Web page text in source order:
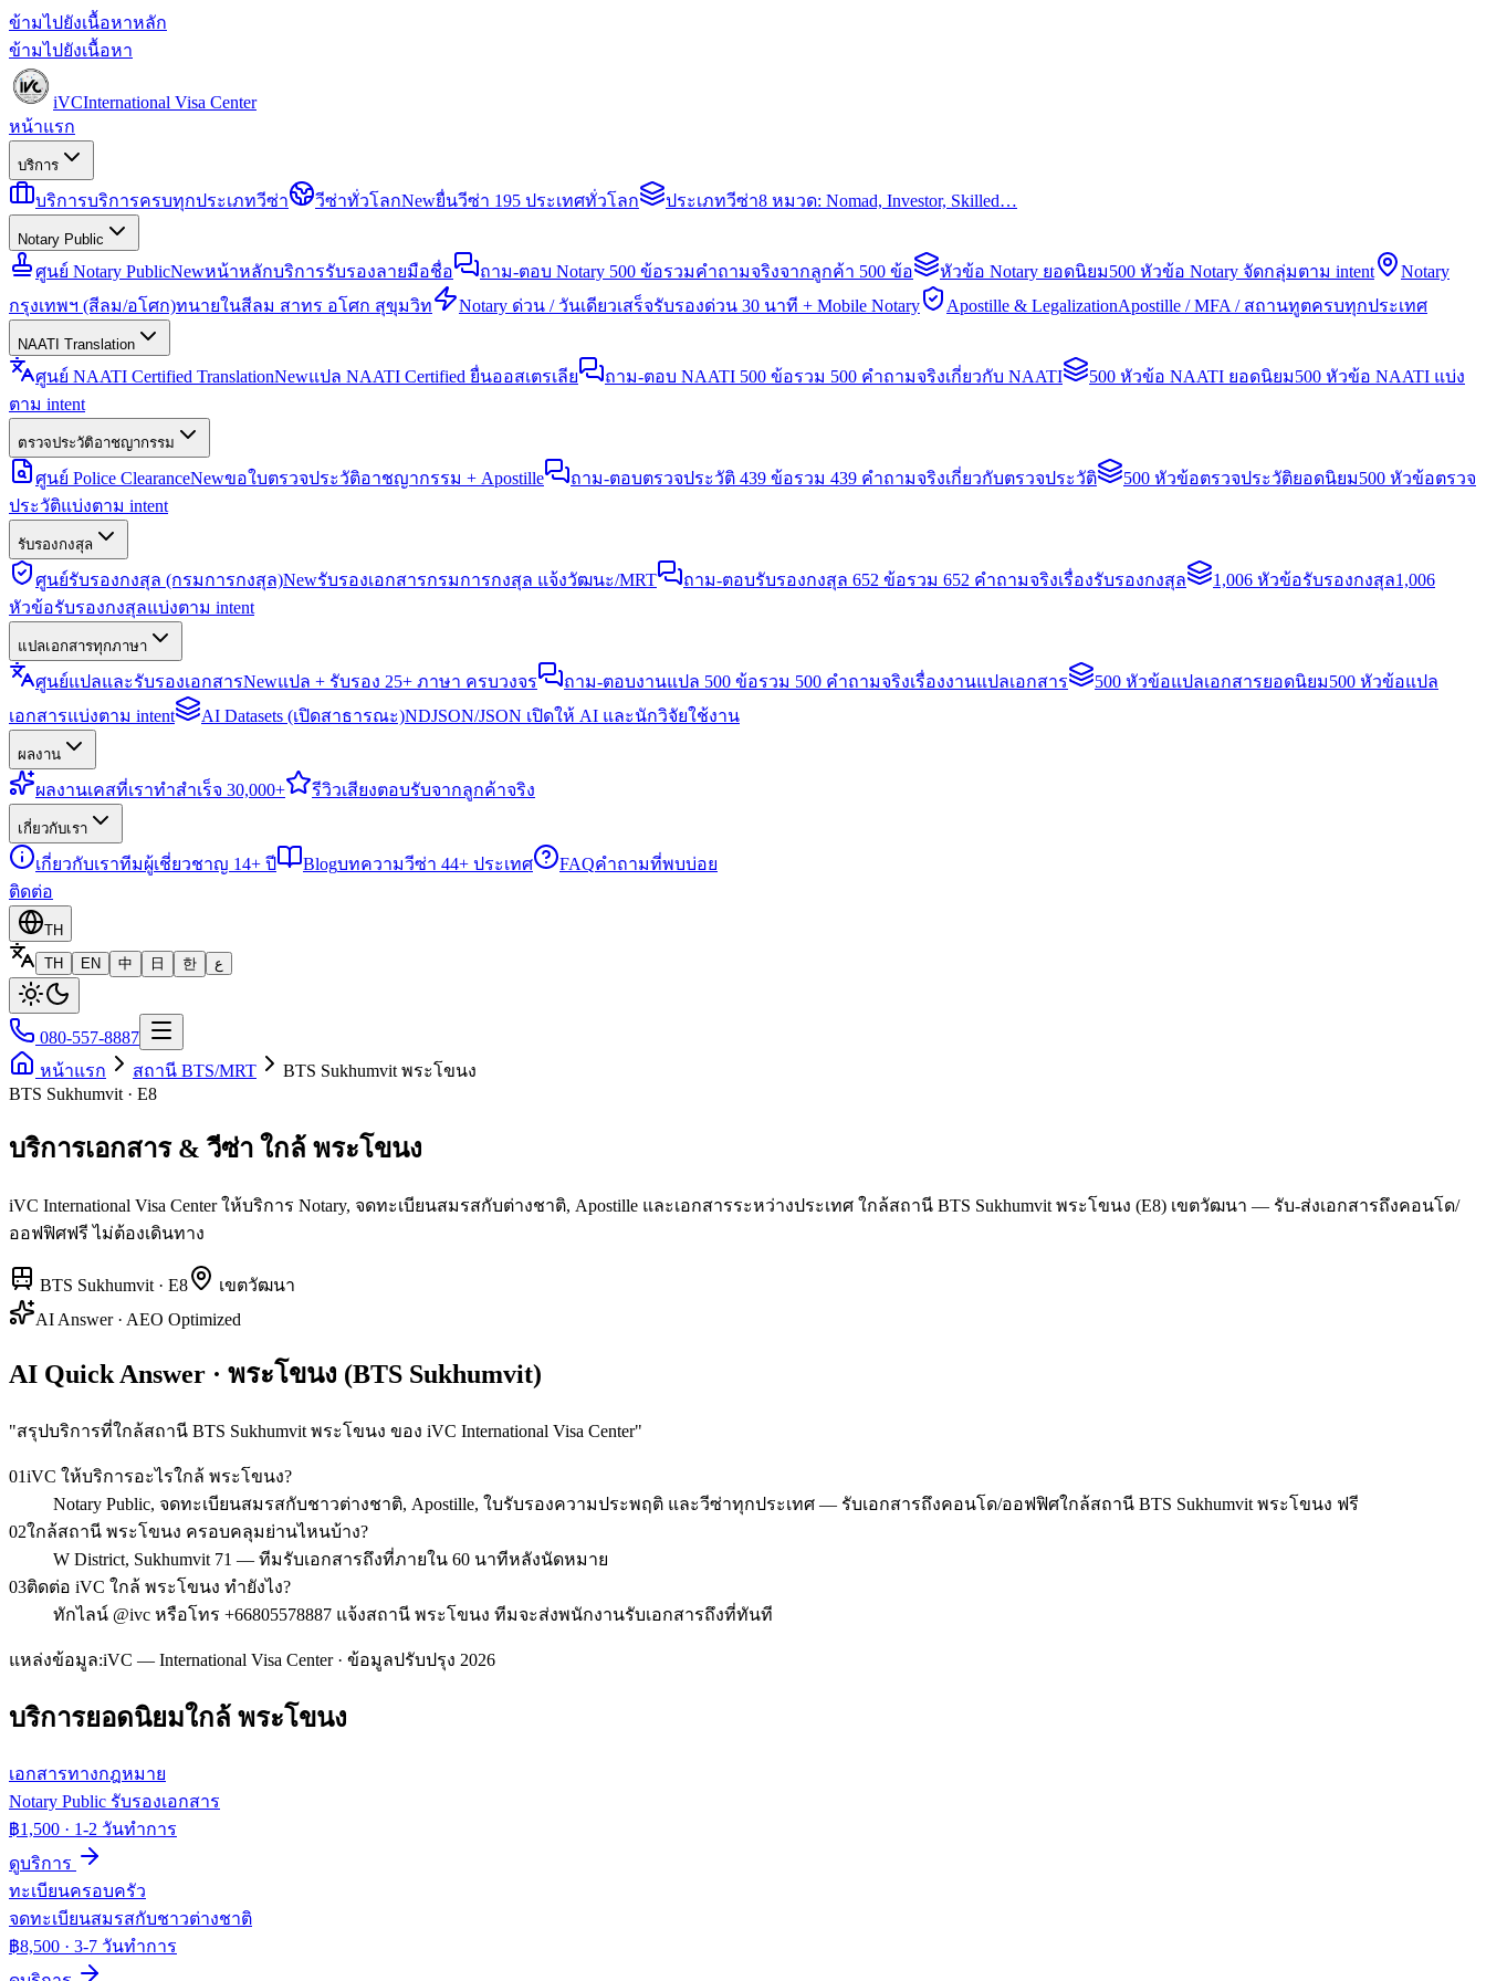
ข้ามไปยังเนื้อหาหลัก
ข้ามไปยังเนื้อหา
iVCInternational Visa Center
หน้าแรก
บริการ
บริการบริการครบทุกประเภทวีซ่า วีซ่าทั่วโลกNewยื่นวีซ่า 195 ประเทศทั่วโลก ประเภทวีซ่า8 หมวด: Nomad, Investor, Skilled…
Notary Public
ศูนย์ Notary PublicNewหน้าหลักบริการรับรองลายมือชื่อ ถาม-ตอบ Notary 500 ข้อรวมคำถามจริงจากลูกค้า 500 ข้อ หัวข้อ Notary ยอดนิยม500 หัวข้อ Notary จัดกลุ่มตาม intent
Notary
กรุงเทพฯ (สีลม/อโศก)ทนายในสีลม สาทร อโศก สุขุมวิท Notary ด่วน / วันเดียวเสร็จรับรองด่วน 30 นาที + Mobile Notary Apostille & LegalizationApostille / MFA / สถานทูตครบทุกประเทศ
NAATI Translation
ศูนย์ NAATI Certified TranslationNewแปล NAATI Certified ยื่นออสเตรเลีย ถาม-ตอบ NAATI 500 ข้อรวม 500 คำถามจริงเกี่ยวกับ NAATI 500 หัวข้อ NAATI ยอดนิยม500 หัวข้อ NAATI แบ่ง
ตาม intent
ตรวจประวัติอาชญากรรม
ศูนย์ Police ClearanceNewขอใบตรวจประวัติอาชญากรรม + Apostille ถาม-ตอบตรวจประวัติ 439 ข้อรวม 439 คำถามจริงเกี่ยวกับตรวจประวัติ 500 หัวข้อตรวจประวัติยอดนิยม500 หัวข้อตรวจ
ประวัติแบ่งตาม intent
รับรองกงสุล
ศูนย์รับรองกงสุล (กรมการกงสุล)Newรับรองเอกสารกรมการกงสุล แจ้งวัฒนะ/MRT ถาม-ตอบรับรองกงสุล 652 ข้อรวม 652 คำถามจริงเรื่องรับรองกงสุล 1,006 หัวข้อรับรองกงสุล1,006
หัวข้อรับรองกงสุลแบ่งตาม intent
แปลเอกสารทุกภาษา
ศูนย์แปลและรับรองเอกสารNewแปล + รับรอง 25+ ภาษา ครบวงจร ถาม-ตอบงานแปล 500 ข้อรวม 500 คำถามจริงเรื่องงานแปลเอกสาร 500 หัวข้อแปลเอกสารยอดนิยม500 หัวข้อแปล
เอกสารแบ่งตาม intent
AI Datasets (เปิดสาธารณะ)NDJSON/JSON เปิดให้ AI และนักวิจัยใช้งาน
ผลงาน
ผลงานเคสที่เราทำสำเร็จ 30,000+ รีวิวเสียงตอบรับจากลูกค้าจริง
เกี่ยวกับเรา
เกี่ยวกับเราทีมผู้เชี่ยวชาญ 14+ ปี Blogบทความวีซ่า 44+ ประเทศ FAQคำถามที่พบบ่อย
ติดต่อ
TH
TH
EN 中 日 한 ع
080-557-8887
หน้าแรก
สถานี BTS/MRT
BTS Sukhumvit พระโขนง
BTS Sukhumvit · E8
บริการเอกสาร & วีซ่า ใกล้ พระโขนง
iVC International Visa Center ให้บริการ Notary, จดทะเบียนสมรสกับต่างชาติ, Apostille และเอกสารระหว่างประเทศ ใกล้สถานี BTS Sukhumvit พระโขนง (E8) เขตวัฒนา — รับ-ส่งเอกสารถึงคอนโด/
ออฟฟิศฟรี ไม่ต้องเดินทาง
BTS Sukhumvit · E8 เขตวัฒนา
AI Answer · AEO Optimized
AI Quick Answer · พระโขนง (BTS Sukhumvit)
"สรุปบริการที่ใกล้สถานี BTS Sukhumvit พระโขนง ของ iVC International Visa Center"
01iVC ให้บริการอะไรใกล้ พระโขนง?
Notary Public, จดทะเบียนสมรสกับชาวต่างชาติ, Apostille, ใบรับรองความประพฤติ และวีซ่าทุกประเทศ — รับเอกสารถึงคอนโด/ออฟฟิศใกล้สถานี BTS Sukhumvit พระโขนง ฟรี
02ใกล้สถานี พระโขนง ครอบคลุมย่านไหนบ้าง?
W District, Sukhumvit 71 — ทีมรับเอกสารถึงที่ภายใน 60 นาทีหลังนัดหมาย
03ติดต่อ iVC ใกล้ พระโขนง ทำยังไง?
ทักไลน์ @ivc หรือโทร +66805578887 แจ้งสถานี พระโขนง ทีมจะส่งพนักงานรับเอกสารถึงที่ทันที
แหล่งข้อมูล:iVC — International Visa Center · ข้อมูลปรับปรุง 2026
บริการยอดนิยมใกล้ พระโขนง
เอกสารทางกฎหมาย
Notary Public รับรองเอกสาร
฿1,500 · 1-2 วันทำการ
ดูบริการ
ทะเบียนครอบครัว
จดทะเบียนสมรสกับชาวต่างชาติ
฿8,500 · 3-7 วันทำการ